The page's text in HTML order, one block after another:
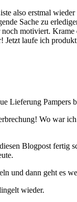
also erstmal
Sache zu
motiviert.
Jetzt laufe ich
Lieferung Pampers
Wo war ich
Blogpost fertig
und dann geht es
wieder.